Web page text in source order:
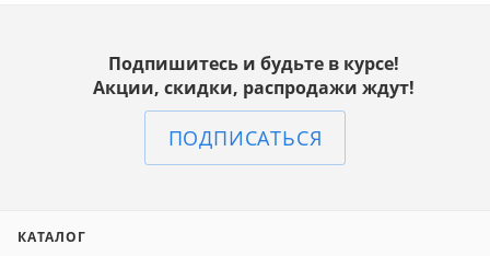
Подпишитесь и будьте в курсе!
Акции, скидки, распродажи ждут!
ПОДПИСАТЬСЯ
КАТАЛОГ